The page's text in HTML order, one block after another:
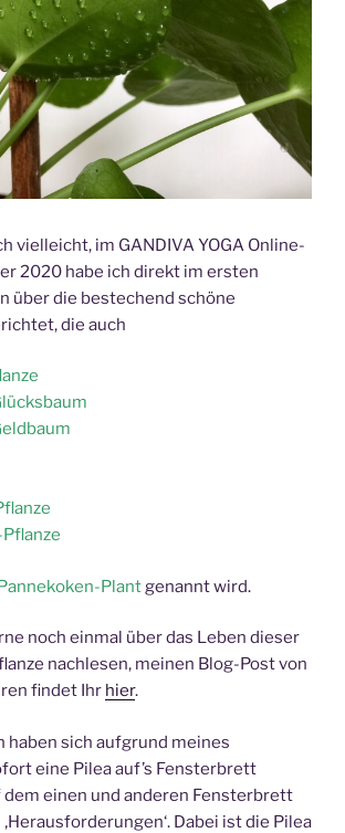
vielleicht, im GANDIVA YOGA Online-
2020 habe ich direkt im ersten
über die bestechend schöne
die auch
Plantgenannt wird.
noch einmal über das Leben dieser
nachlesen, meinen Blog-Post von
findet Ihr hier.
haben sich aufgrund meines
eine Pilea auf’s Fensterbrett
dem einen und anderen Fensterbrett
‚Herausforderungen‘. Dabei ist die Pilea